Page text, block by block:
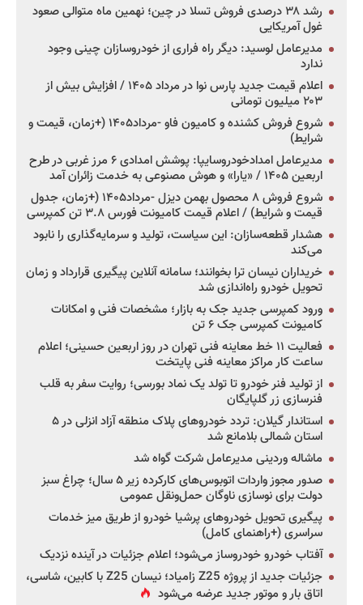
رشد ۳۸ درصدی فروش تسلا در چین؛ نهمین ماه متوالی صعود
غول آمریکایی
مدیرعامل لوسید: دیگر راه فراری از خودروسازان چینی وجود
ندارد
اعلام قیمت جدید پارس نوا در مرداد ۱۴۰۵ / افزایش بیش از
۲۰۳ میلیون تومانی
شروع فروش کشنده و کامیون فاو -مرداد۱۴۰۵ (+زمان، قیمت و
شرایط)
مدیرعامل امدادخودروسایپا: پوشش امدادی ۶ مرز غربی در طرح
اربعین ۱۴۰۵ / «یارا» و هوش مصنوعی به خدمت زائران آمد
شروع فروش ۸ محصول بهمن دیزل -مرداد۱۴۰۵ (+زمان، جدول
قیمت و شرایط) / اعلام قیمت کامیونت فورس ۳.۸ تن کمپرسی
هشدار قطعه‌سازان: این سیاست، تولید و سرمایه‌گذاری را نابود
می‌کند
خریداران نیسان ترا بخوانند؛ سامانه آنلاین پیگیری قرارداد و زمان
تحویل خودرو راه‌اندازی شد
ورود کمپرسی جدید جک به بازار؛ مشخصات فنی و امکانات
کامیونت کمپرسی جک ۶ تن
فعالیت ۱۱ خط معاینه فنی تهران در روز اربعین حسینی؛ اعلام
ساعت کار مراکز معاینه فنی پایتخت
از تولید فنر خودرو تا تولد یک نماد بورسی؛ روایت سفر به قلب
فنرسازی زر گلپایگان
استاندار گیلان: تردد خودروهای پلاک منطقه آزاد انزلی در ۵
استان شمالی بلامانع شد
ماشاله وردینی مدیرعامل شرکت گواه شد
صدور مجوز واردات اتوبوس‌های کارکرده زیر ۵ سال؛ چراغ سبز
دولت برای نوسازی ناوگان حمل‌ونقل عمومی
پیگیری تحویل خودروهای پرشیا خودرو از طریق میز خدمات
سراسری (+راهنمای کامل)
آفتاب خودرو خودروساز می‌شود؛ اعلام جزئیات در آینده نزدیک
جزئیات جدید از پروژه Z25 زامیاد؛ نیسان Z25 با کابین، شاسی،
اتاق بار و موتور جدید عرضه می‌شود